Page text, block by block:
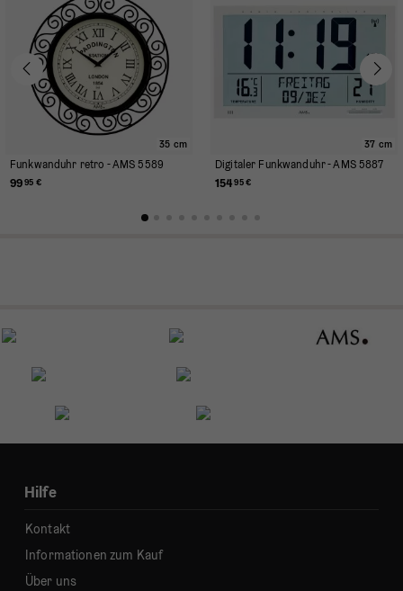
35 cm
Funkwanduhr retro - AMS 5589
9995 €
37 cm
Digitaler Funkwanduhr - AMS 5887
154 95 €
Hilfe
Kontakt
Informationen zum Kauf
Über uns